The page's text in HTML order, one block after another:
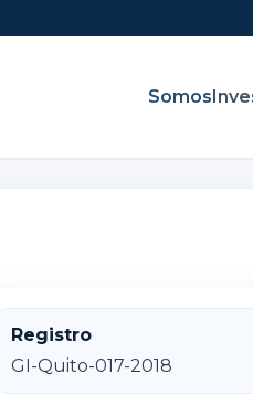
Somos
Registro
GI-Quito-017-2018